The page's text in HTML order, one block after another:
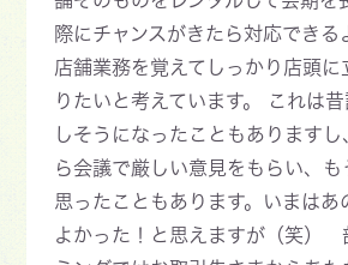
際にチャンスがきたら対応できる
店舗業務を覚えてしっかり店頭に
りたいと考えています。 これは
しそうになったこともあります
ら会議で厳しい意見をもらい、も
思ったこともあります。いまはあ
よかった！と思えますが（笑）